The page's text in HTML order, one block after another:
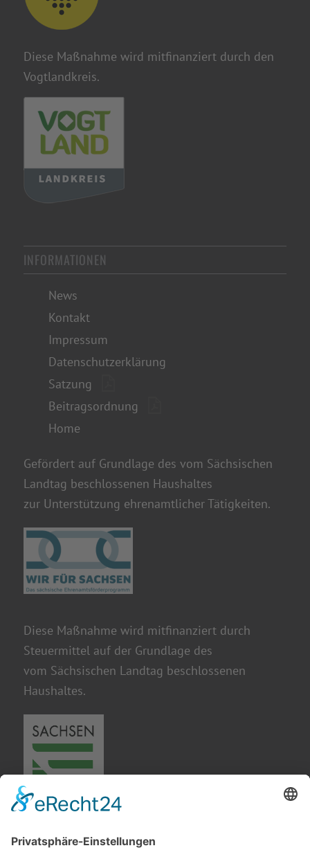
Diese Maßnahme wird mitfinanziert durch den
Vogtlandkreis.
INFORMATIONEN
News
Kontakt
Impressum
Datenschutzerklärung
Satzung
Beitragsordnung
Home
Gefördert auf Grundlage des vom Sächsischen
Landtag beschlossenen Haushaltes
zur Unterstützung ehrenamtlicher Tätigkeiten.
Diese Maßnahme wird mitfinanziert durch
Steuermittel auf der Grundlage des
vom Sächsischen Landtag beschlossenen
Haushaltes.